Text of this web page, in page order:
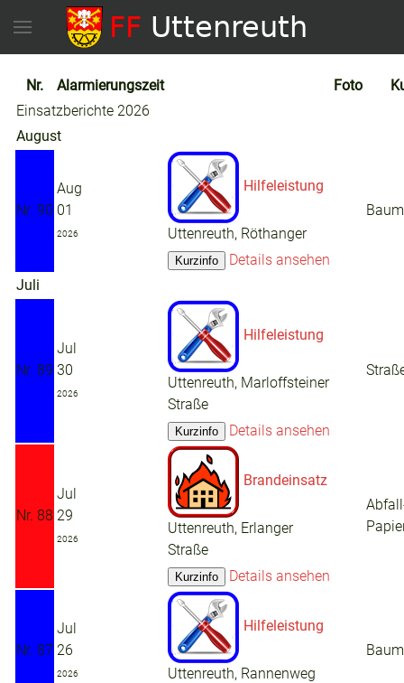
Nr. Alarmierungszeit Foto
Einsatzberichte 2026
August
Nr. 90
Aug
01
2026
Hilfeleistung
Uttenreuth, Röthanger
Details ansehen
Juli
Nr. 89
Jul
30
2026
Hilfeleistung
Uttenreuth, Marloffsteiner
Straße
Details ansehen
Nr. 88
Jul
29
2026
Brandeinsatz
Uttenreuth, Erlanger
Straße
Details ansehen
Nr. 87
Jul
26
2026
Hilfeleistung
Uttenreuth, Rannenweg